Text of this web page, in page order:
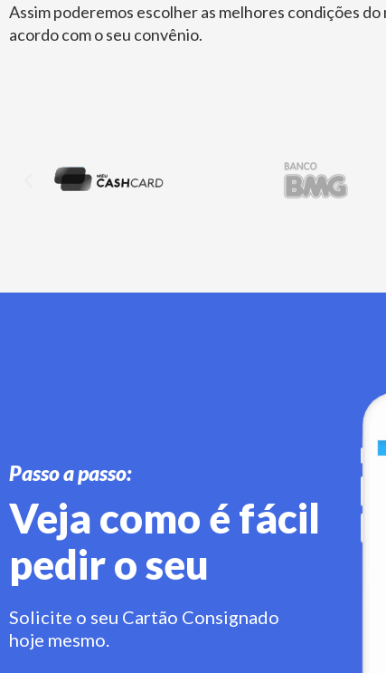
Assim poderemos escolher as melhores condições
acordo com o seu convênio.
Passo a passo:
Veja como é fácil
pedir o seu
Solicite o seu Cartão Consignado
hoje mesmo.